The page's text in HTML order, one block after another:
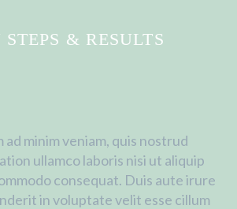
& RESULTS
ad minim veniam, quis nostrud
ullamco laboris nisi ut aliquip
consequat. Duis aute irure
in voluptate velit esse cillum